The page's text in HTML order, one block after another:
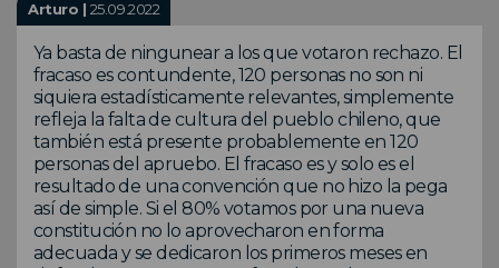
Arturo | 25.09.2022
Ya basta de ningunear a los que votaron rechazo. El
fracaso es contundente, 120 personas no son ni
siquiera estadísticamente relevantes, simplemente
refleja la falta de cultura del pueblo chileno, que
también está presente probablemente en 120
personas del apruebo. El fracaso es y solo es el
resultado de una convención que no hizo la pega
así de simple. Si el 80% votamos por una nueva
constitución no lo aprovecharon en forma
adecuada y se dedicaron los primeros meses en